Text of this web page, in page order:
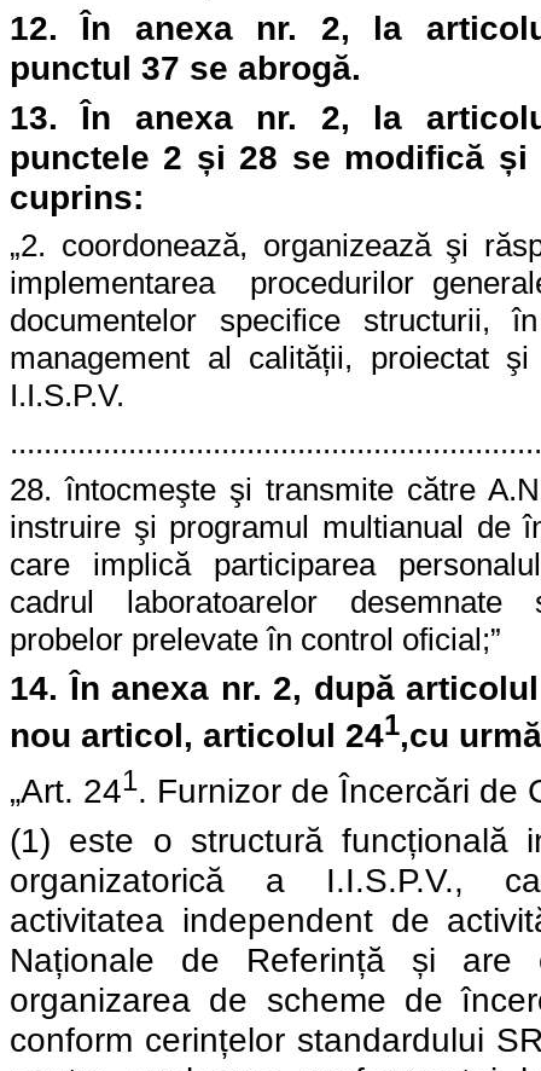
12. În anexa nr. 2, la
punctul 37 se abrogă.
13. În anexa nr. 2, la
punctele 2 și 28 se modifică și
cuprins:
„2. coordonează, organizează şi
implementarea
procedurilor
documentelor specifice structurii,
management al calității, proiectat
I.I.S.P.V.
28. întocmeşte şi transmite către
instruire şi programul multianual de
care implică participarea
cadrul laboratoarelor desemnate
probelor prelevate în control oficial;”
14. În anexa nr. 2, după a
nou articol, articolul 241,cu
„Art. 241. Furnizor de Încercări de
(1) este o structură funcțională
organizatorică a I.I.S.P.V.,
activitatea independent de
Naționale de Referință și are
organizarea de scheme de
conform cerințelor standardului